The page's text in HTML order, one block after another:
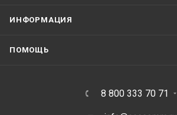
ИНФОРМАЦИЯ
ПОМОЩЬ
8 800 333 70 71